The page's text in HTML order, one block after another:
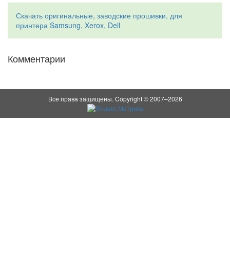
Скачать оригинальные, заводские прошивки, для
принтера Samsung, Xerox, Dell
Комментарии
Все права защищены. Copyright © 2007–2026